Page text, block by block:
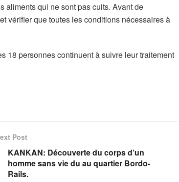
aliments qui ne sont pas cuits. Avant de
vérifier que toutes les conditions nécessaires à
18 personnes continuent à suivre leur traitement
Post
KANKAN: Découverte du corps d’un
homme sans vie du au quartier Bordo-
Rails.